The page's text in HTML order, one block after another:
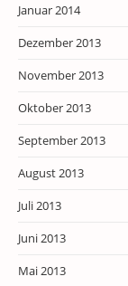
Januar 2014
Dezember 2013
November 2013
Oktober 2013
September 2013
August 2013
Juli 2013
Juni 2013
Mai 2013